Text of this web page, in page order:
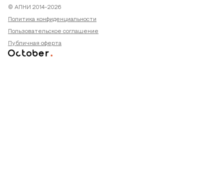
© АПНИ 2014-2026
Политика конфиденциальности
Пользовательское соглашение
Публичная оферта